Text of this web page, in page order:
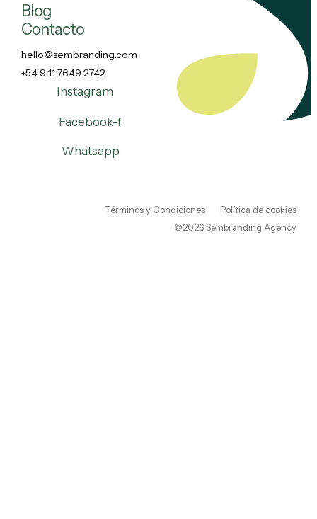
Blog
Contacto
hello@sembranding.com
+54 9 11 7649 2742
Instagram
Facebook-f
Whatsapp
Términos y Condiciones
Política de cookies
©2026 Sembranding Agency